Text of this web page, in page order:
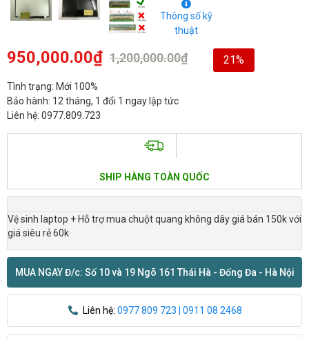
Thông số kỹ
thuật
1,200,000.00₫
950,000.00₫ 21%
Tình trạng: Mới 100%
Bảo hành: 12 tháng, 1 đổi 1 ngay lập tức
Liên hệ: 0977.809.723
SHIP HÀNG TOÀN QUỐC
Vệ sinh laptop + Hỗ trợ mua chuột quang không dây giá bán 150k với
giá siêu rẻ 60k
MUA NGAY Đ/c: Số 10 và 19 Ngõ 161 Thái Hà - Đống Đa - Hà Nội
Liên hệ: 0977 809 723 | 0911 08 2468